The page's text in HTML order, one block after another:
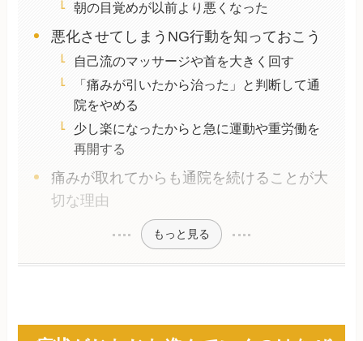
朝の目覚めが以前より悪くなった
悪化させてしまうNG行動を知っておこう
自己流のマッサージや首を大きく回す
「痛みが引いたから治った」と判断して通
院をやめる
少し楽になったからと急に運動や重労働を
再開する
痛みが取れてからも通院を続けることが大
切な理由
もっと見る